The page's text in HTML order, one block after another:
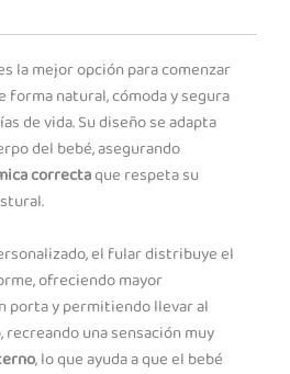
la mejor opción para comenzar
forma natural, cómoda y segura
de vida. Su diseño se adapta
del bebé, asegurando
correctaque respeta su
el fular distribuye el
ofreciendo mayor
porta y permitiendo llevar al
recreando una sensación muy
, lo que ayuda a que el bebé